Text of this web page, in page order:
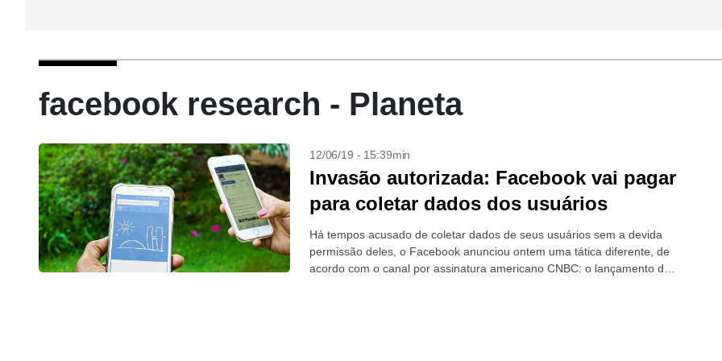
facebook research - Planeta
12/06/19 - 15:39min
Invasão autorizada: Facebook vai pagar
para coletar dados dos usuários
Há tempos acusado de coletar dados de seus usuários sem a devida
permissão deles, o Facebook anunciou ontem uma tática diferente, de
acordo com o canal por assinatura americano CNBC: o lançamento de